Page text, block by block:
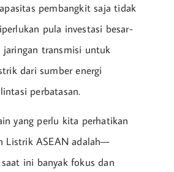
pembangkit saja tidak
pula investasi besar-
jaringan transmisi untuk
dari sumber energi
perbatasan.
yang perlu kita perhatikan
Listrik ASEAN adalah—
ini banyak fokus dan